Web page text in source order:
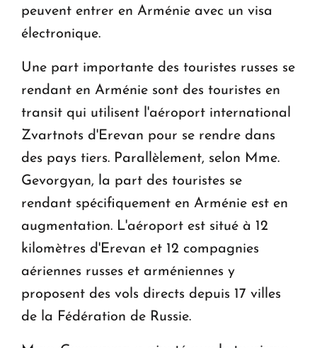
peuvent entrer en Arménie avec un visa
électronique.
Une part importante des touristes russes se
rendant en Arménie sont des touristes en
transit qui utilisent l'aéroport international
Zvartnots d'Erevan pour se rendre dans
des pays tiers. Parallèlement, selon Mme.
Gevorgyan, la part des touristes se
rendant spécifiquement en Arménie est en
augmentation. L'aéroport est situé à 12
kilomètres d'Erevan et 12 compagnies
aériennes russes et arméniennes y
proposent des vols directs depuis 17 villes
de la Fédération de Russie.